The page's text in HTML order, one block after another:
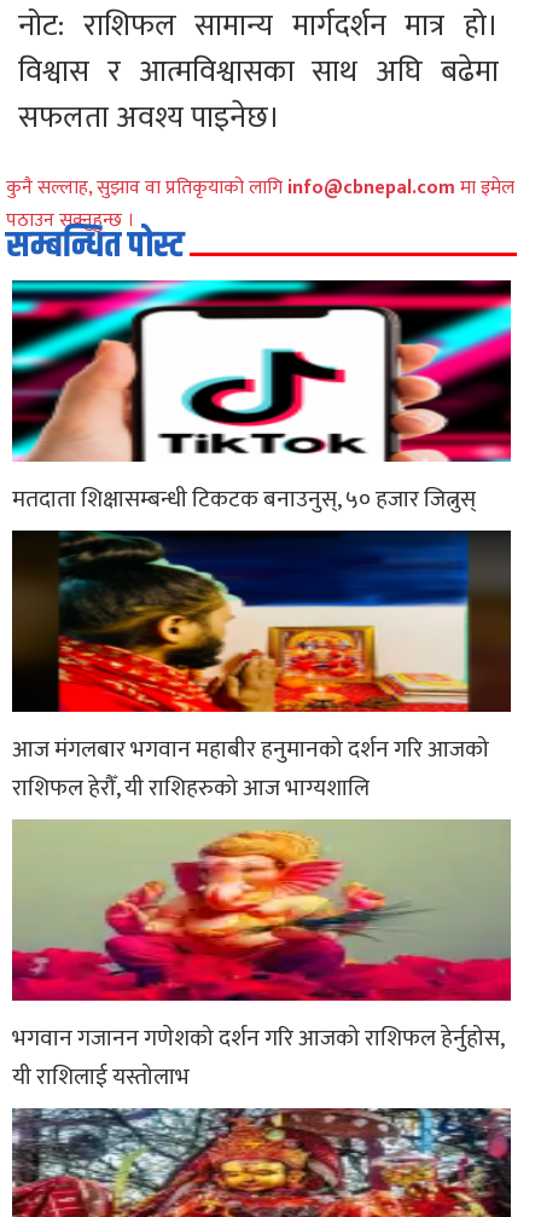
नोट: राशिफल सामान्य मार्गदर्शन मात्र हो।
विश्वास र आत्मविश्वासका साथ अघि बढेमा
सफलता अवश्य पाइनेछ।
कुनै सल्लाह, सुझाव वा प्रतिकृयाको लागिinfo@cbnepal.comमा इमेल
पठाउन सक्नुहुन्छ ।
सम्बन्धित पोस्ट
मतदाता शिक्षासम्बन्धी टिकटक बनाउनुस्, ५० हजार जित्नुस्
आज मंगलबार भगवान महाबीर हनुमानको दर्शन गरि आजको
राशिफल हेरौँ, यी राशिहरुको आज भाग्यशालि
भगवान गजानन गणेशको दर्शन गरि आजको राशिफल हेर्नुहोस,
यी राशिलाई यस्तोलाभ